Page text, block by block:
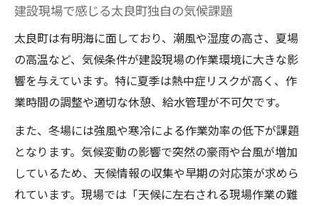
建設現場で感じる太良町独自の気候課題
太良町は有明海に面しており、潮風や湿度の高さ、夏場
の高温など、気候条件が建設現場の作業環境に大きな影
響を与えています。特に夏季は熱中症リスクが高く、作
業時間の調整や適切な休憩、給水管理が不可欠です。
また、冬場には強風や寒冷による作業効率の低下が課題
となります。気候変動の影響で突然の豪雨や台風が増加
しているため、天候情報の収集や早期の対応策が求めら
れています。現場では「天候に左右される現場作業の難